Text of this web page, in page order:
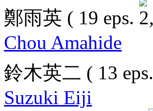
鄭雨英 ( 19 eps.
Chou Amahide
鈴木英二 ( 13 eps.
Suzuki Eiji